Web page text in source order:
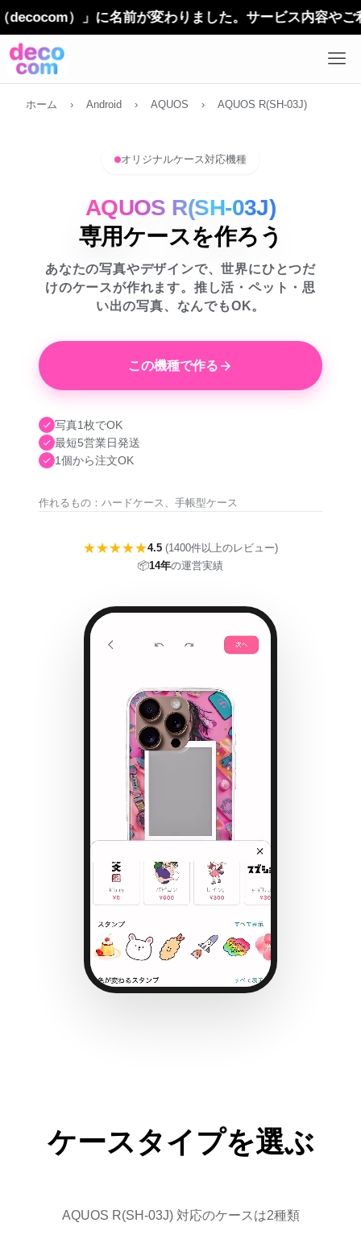
）」に名前が変わりました。サービス内容やご利用方法
ホーム › Android › AQUOS › AQUOS R(SH-03J)
オリジナルケース対応機種
AQUOS R(SH-03J)
専用ケースを作ろう
あなたの写真やデザインで、世界にひとつだ
けのケースが作れます。推し活・ペット・思
い出の写真、なんでもOK。
この機種で作る
写真1枚でOK
最短5営業日発送
1個から注文OK
作れるもの：ハードケース、手帳型ケース
★★★★★4.5 (1400件以上のレビュー)
📦14年の運営実績
ケースタイプを選ぶ
AQUOS R(SH-03J) 対応のケースは2種類